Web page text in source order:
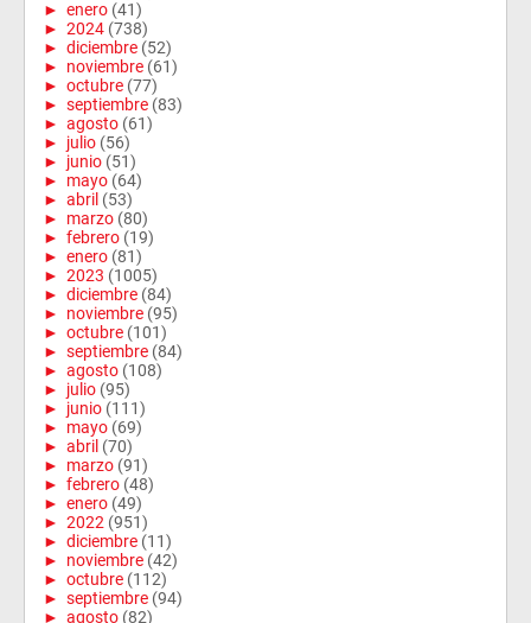
► enero (41)
► 2024 (738)
► diciembre (52)
► noviembre (61)
► octubre (77)
► septiembre (83)
► agosto (61)
► julio (56)
► junio (51)
► mayo (64)
► abril (53)
► marzo (80)
► febrero (19)
► enero (81)
► 2023 (1005)
► diciembre (84)
► noviembre (95)
► octubre (101)
► septiembre (84)
► agosto (108)
► julio (95)
► junio (111)
► mayo (69)
► abril (70)
► marzo (91)
► febrero (48)
► enero (49)
► 2022 (951)
► diciembre (11)
► noviembre (42)
► octubre (112)
► septiembre (94)
► agosto (82)